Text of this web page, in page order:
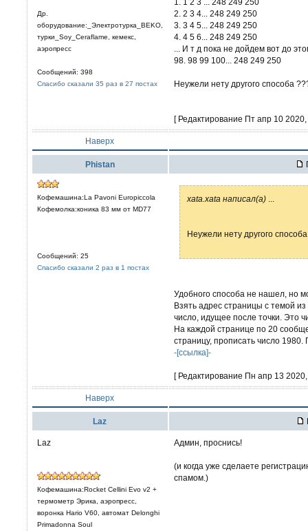
Др.
оборудование:_Электротурка_BEKO,
турки_Soy_Ceraflame, кемекс,
аэропресс
Сообщений: 398
Спасибо сказали 35 раз в 27 постах
2. 2 3 4... 248 249 250
3. 3 4 5... 248 249 250
4. 4 5 6... 248 249 250
... И т д пока не дойдем вот до
98. 98 99 100... 248 249 250
Неужели нету другого способа
[ Редактирование Пт апр 10
Наверх
Phistan
Кофемашина:La Pavoni Europiccola
Кофемолка:коника 83 мм от MD77
Сообщений: 25
Спасибо сказали 2 раз в 1 постах
xata.xata написал(а)
Неужели нету другого
Удобного способа не нашел, но
Взять адрес страницы с темой
число, идущее после точки. Это
На каждой странице по 20
страницу, прописать число 1980.
-[ссылка]-
[ Редактирование Пн апр 13
Наверх
Laz
Laz
Кофемашина:Rocket Cellini Evo v2 +
термометр Эрика, аэропресс,
воронка Hario V60, автомат Delonghi
Primadonna Soul
Админ, проснись!
(и когда уже сделаете
спамом.)